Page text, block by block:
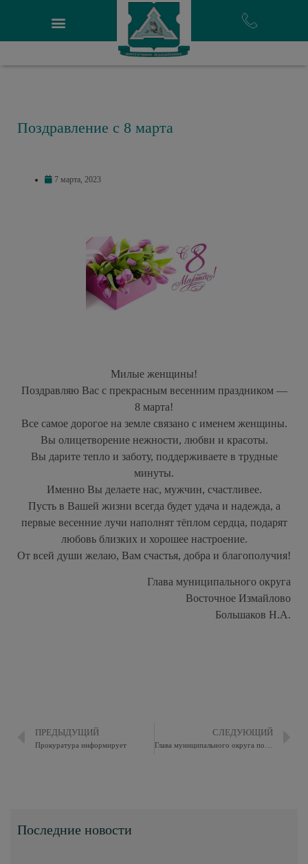
Поздравление с 8 марта
7 марта, 2023
Милые женщины!
Поздравляю Вас с прекрасным весенним праздником —
8 марта!
Все самое дорогое на земле связано с именем женщины.
Вы олицетворение нежности, любви и красоты.
Вы дарите тепло и заботу, поддерживаете в трудные
минуты.
Именно Вы делаете нас, мужчин, счастливее.
Пусть в Вашей жизни всегда будет удача и надежда, а
первые весенние лучи наполнят тёплом сердца, подарят
любовь близких и хорошее настроение.
От всей души желаю, Вам счастья, добра и благополучия!
Глава муниципального округа
Восточное Измайлово
Большаков Н.А.
ПРЕДЫДУЩИЙ
Прокуратура информирует
СЛЕДУЮЩИЙ
Последние новости